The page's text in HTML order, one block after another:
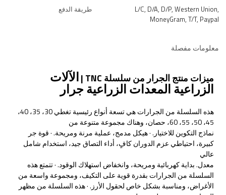
طريقة الدفع
L/C, D/A, D/P, Western Union,
MoneyGram, T/T, Paypal
معلومات مفصلة
ميزات منتج الجرار من سلسلة TNC | الآلات
الزراعية المعدات الزراعية جرار
هذه السلسلة من الجرارات هي تسعة أنواع رئيسية تغطي 30، 35، 40،
45، 50، 55، 60، حصان، وهناك مجموعة متنوعة من
نماذج التكوين للاختيار. · هيكل مدمج، عملية مرنة ومريحة. · قوة جر
كبيرة، احتياطي عزم الدوران كافٍ، أداء التصاق جيد، استخدام شامل
عالي
معدل. بداية كهربائية ومريحة، وانخفاض استهلاك الوقود. · تتمتع هذه
السلسلة من الجرارات بقدرة قوية على التكيف، ومجموعة واسعة من
الأغراض، ومناسبة بشكل خاص لحقول الأرز. · هذه السلسلة من مظهر